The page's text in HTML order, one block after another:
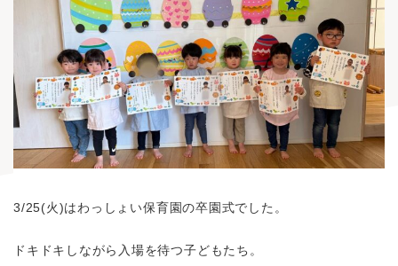
3/25(火)はわっしょい保育園の卒園式でした。
ドキドキしながら入場を待つ子どもたち。